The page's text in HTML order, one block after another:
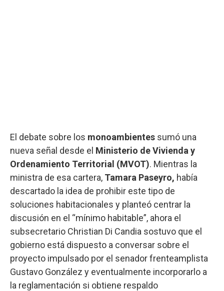
El debate sobre los monoambientes sumó una
nueva señal desde el Ministerio de Vivienda y
Ordenamiento Territorial (MVOT). Mientras la
ministra de esa cartera, Tamara Paseyro, había
descartado la idea de prohibir este tipo de
soluciones habitacionales y planteó centrar la
discusión en el “mínimo habitable”, ahora el
subsecretario Christian Di Candia sostuvo que el
gobierno está dispuesto a conversar sobre el
proyecto impulsado por el senador frenteamplista
Gustavo González y eventualmente incorporarlo a
la reglamentación si obtiene respaldo